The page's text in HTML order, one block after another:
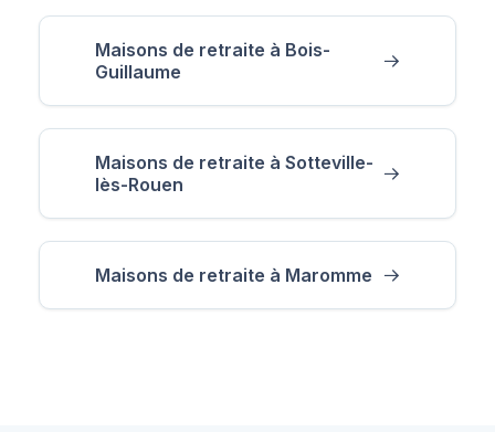
Maisons de retraite à Bois-
Guillaume
Maisons de retraite à Sotteville-
lès-Rouen
Maisons de retraite à Maromme